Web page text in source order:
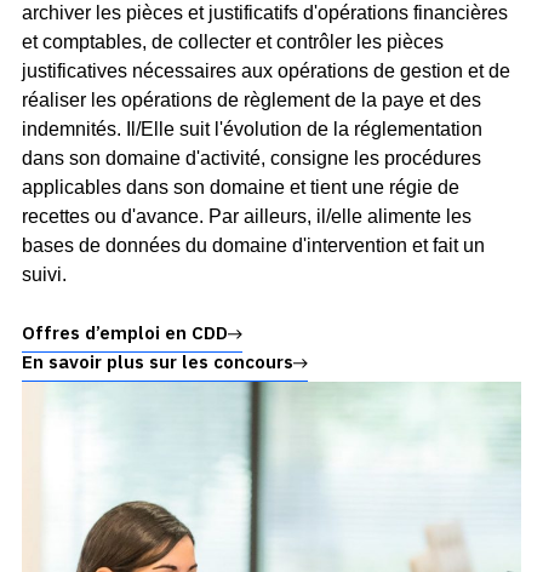
archiver les pièces et justificatifs d'opérations financières
et comptables, de collecter et contrôler les pièces
justificatives nécessaires aux opérations de gestion et de
réaliser les opérations de règlement de la paye et des
indemnités. Il/Elle suit l'évolution de la réglementation
dans son domaine d'activité, consigne les procédures
applicables dans son domaine et tient une régie de
recettes ou d'avance. Par ailleurs, il/elle alimente les
bases de données du domaine d'intervention et fait un
suivi.
Offres d’emploi en CDD
En savoir plus sur les concours